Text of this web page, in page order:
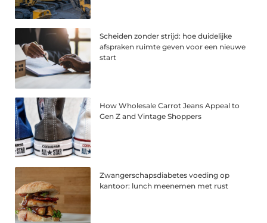
Scheiden zonder strijd: hoe duidelijke
afspraken ruimte geven voor een nieuwe
start
How Wholesale Carrot Jeans Appeal to
Gen Z and Vintage Shoppers
Zwangerschapsdiabetes voeding op
kantoor: lunch meenemen met rust